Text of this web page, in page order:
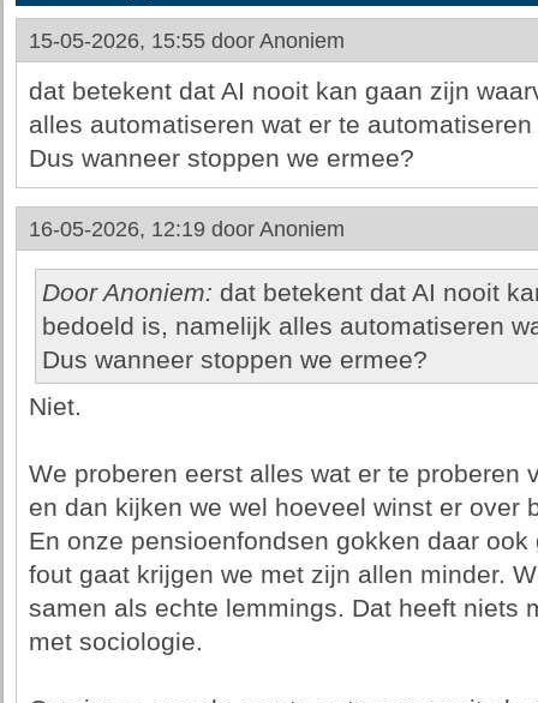
15-05-2026, 15:55 door Anoniem
dat betekent dat AI nooit kan gaan zijn
alles automatiseren wat er te automatiseren
Dus wanneer stoppen we ermee?
16-05-2026, 12:19 door Anoniem
Door Anoniem: dat betekent dat AI nooit
bedoeld is, namelijk alles automatiseren
Dus wanneer stoppen we ermee?
Niet.
We proberen eerst alles wat er te proberen
en dan kijken we wel hoeveel winst er over
En onze pensioenfondsen gokken daar
fout gaat krijgen we met zijn allen minder.
samen als echte lemmings. Dat heeft niets
met sociologie.